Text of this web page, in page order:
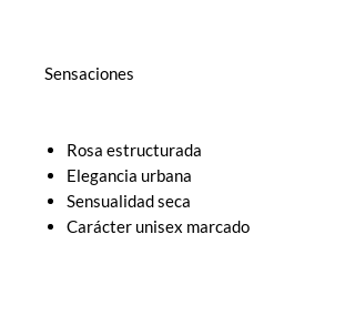
Sensaciones
Rosa estructurada
Elegancia urbana
Sensualidad seca
Carácter unisex marcado